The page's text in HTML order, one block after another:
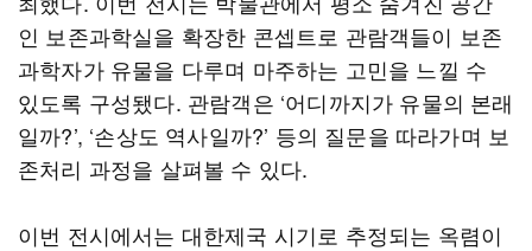
인 보존과학실을 확장한 콘셉트로 관람객들이 보존
과학자가 유물을 다루며 마주하는 고민을 느낄 수
있도록 구성됐다. 관람객은 ‘어디까지가 유물의 본래
일까?’, ‘손상도 역사일까?’ 등의 질문을 따라가며 보
존처리 과정을 살펴볼 수 있다.
이번 전시에서는 대한제국 시기로 추정되는 옥렴이